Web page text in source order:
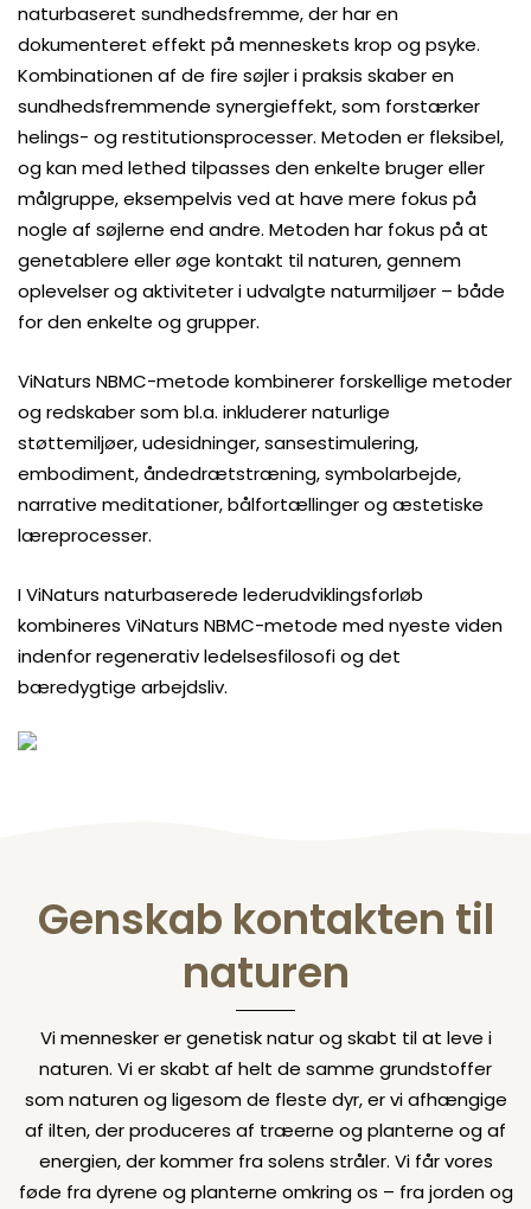
naturbaseret sundhedsfremme, der har en
dokumenteret effekt på menneskets krop og psyke.
Kombinationen af de fire søjler i praksis skaber en
sundhedsfremmende synergieffekt, som forstærker
helings- og restitutionsprocesser. Metoden er fleksibel,
og kan med lethed tilpasses den enkelte bruger eller
målgruppe, eksempelvis ved at have mere fokus på
nogle af søjlerne end andre. Metoden har fokus på at
genetablere eller øge kontakt til naturen, gennem
oplevelser og aktiviteter i udvalgte naturmiljøer – både
for den enkelte og grupper.
ViNaturs NBMC-metode kombinerer forskellige metoder
og redskaber som bl.a. inkluderer naturlige
støttemiljøer, udesidninger, sansestimulering,
embodiment, åndedrætstræning, symbolarbejde,
narrative meditationer, bålfortællinger og æstetiske
læreprocesser.
I ViNaturs naturbaserede lederudviklingsforløb
kombineres ViNaturs NBMC-metode med nyeste viden
indenfor regenerativ ledelsesfilosofi og det
bæredygtige arbejdsliv.
Genskab kontakten til
naturen
Vi mennesker er genetisk natur og skabt til at leve i
naturen. Vi er skabt af helt de samme grundstoffer
som naturen og ligesom de fleste dyr, er vi afhængige
af ilten, der produceres af træerne og planterne og af
energien, der kommer fra solens stråler. Vi får vores
føde fra dyrene og planterne omkring os – fra jorden og